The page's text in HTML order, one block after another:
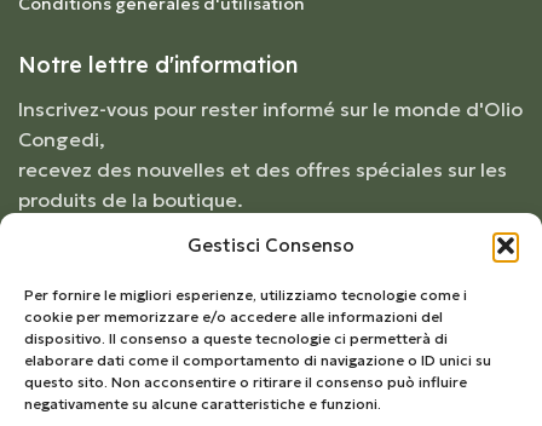
Gestisci Consenso
Per fornire le migliori esperienze, utilizziamo tecnologie come i
cookie per memorizzare e/o accedere alle informazioni del
dispositivo. Il consenso a queste tecnologie ci permetterà di
elaborare dati come il comportamento di navigazione o ID unici su
questo sito. Non acconsentire o ritirare il consenso può influire
negativamente su alcune caratteristiche e funzioni.
Notre lettre d'information
Inscrivez-vous pour rester informé sur le monde d'Olio
Congedi,
recevez des nouvelles et des offres spéciales sur les
produits de la boutique.